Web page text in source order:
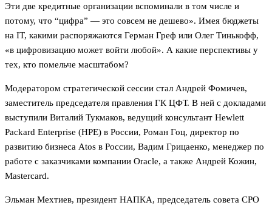
Эти две кредитные организации вспоминали в том числе и
потому, что “цифра” — это совсем не дешево». Имея бюджеты
на IT, какими распоряжаются Герман Греф или Олег Тинькофф,
«в цифровизацию может войти любой». А какие перспективы у
тех, кто помельче масштабом?
Модератором стратегической сессии стал Андрей Фомичев,
заместитель председателя правления ГК ЦФТ. В ней с докладами
выступили Виталий Тукмаков, ведущий консультант Hewlett
Packard Enterprise (HPE) в России, Роман Гоц, директор по
развитию бизнеса Atos в России, Вадим Грицаенко, менеджер по
работе с заказчиками компании Oracle, а также Андрей Кожин,
Mastercard.
Эльман Мехтиев, президент НАПКА, председатель совета СРО